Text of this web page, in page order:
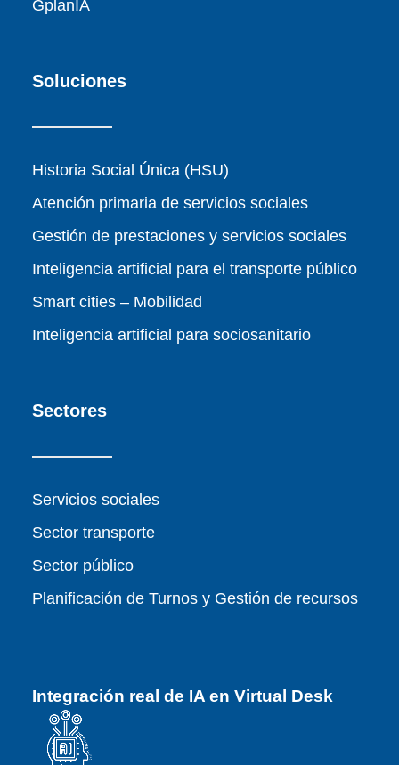
GplanIA
Soluciones
Historia Social Única (HSU)
Atención primaria de servicios sociales
Gestión de prestaciones y servicios sociales
Inteligencia artificial para el transporte público
Smart cities – Mobilidad
Inteligencia artificial para sociosanitario
Sectores
Servicios sociales
Sector transporte
Sector público
Planificación de Turnos y Gestión de recursos
Integración real de IA en Virtual Desk